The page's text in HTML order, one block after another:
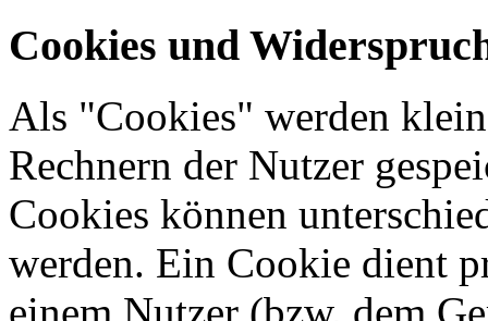
Cookies und
Als "Cookies" werden
Rechnern der Nutzer
Cookies können
werden. Ein Cookie dient
einem Nutzer (bzw. dem